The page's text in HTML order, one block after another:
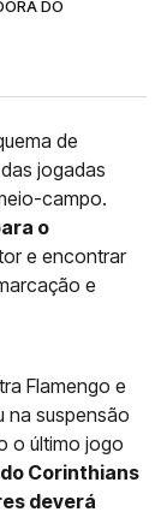
DO
de
jogadas
campo.
o
e encontrar
e
Flamengo e
na suspensão
o último jogo
Corinthians
deverá